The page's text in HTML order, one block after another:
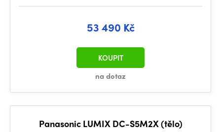
53 490 Kč
na dotaz
KOUPIT
Panasonic LUMIX DC-S5M2X (tělo)